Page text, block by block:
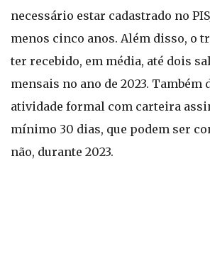
necessário estar cadastrado no
menos cinco anos. Além disso, o
ter recebido, em média, até dois
mensais no ano de 2023. Também
atividade formal com carteira
mínimo 30 dias, que podem ser
não, durante 2023.